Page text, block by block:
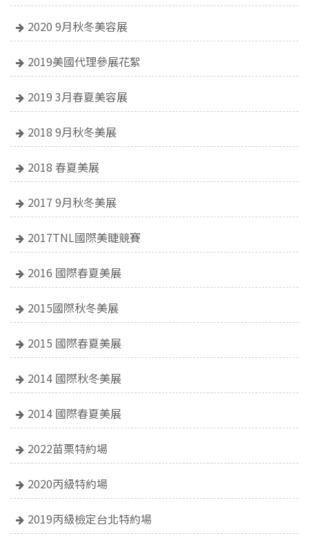
2020 9月秋冬美容展
2019美國代理參展花絮
2019 3月春夏美容展
2018 9月秋冬美展
2018 春夏美展
2017 9月秋冬美展
2017TNL國際美睫競賽
2016 國際春夏美展
2015國際秋冬美展
2015 國際春夏美展
2014 國際秋冬美展
2014 國際春夏美展
2022苗栗特約場
2020丙級特約場
2019丙級檢定台北特約場